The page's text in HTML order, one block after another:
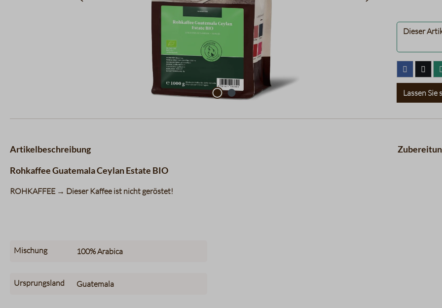
Dieser
Lassen
Artikelbeschreibung
Rohkaffee Guatemala Ceylan Estate BIO
ROHKAFFEE → Dieser Kaffee ist nicht geröstet!
Mischung 100%Arabica
Ursprungsland Guatemala